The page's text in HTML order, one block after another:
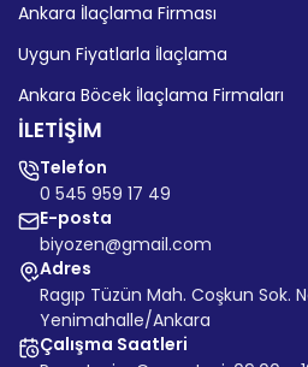
Ankara İlaçlama Firması
Uygun Fiyatlarla İlaçlama
Ankara Böcek İlaçlama Firmaları
İLETİŞİM
Telefon
0 545 959 17 49
E-posta
biyozen@gmail.com
Adres
Ragıp Tüzün Mah. Coşkun Sok.
Yenimahalle/Ankara
Çalışma Saatleri